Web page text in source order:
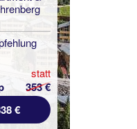
statt
353 €
€